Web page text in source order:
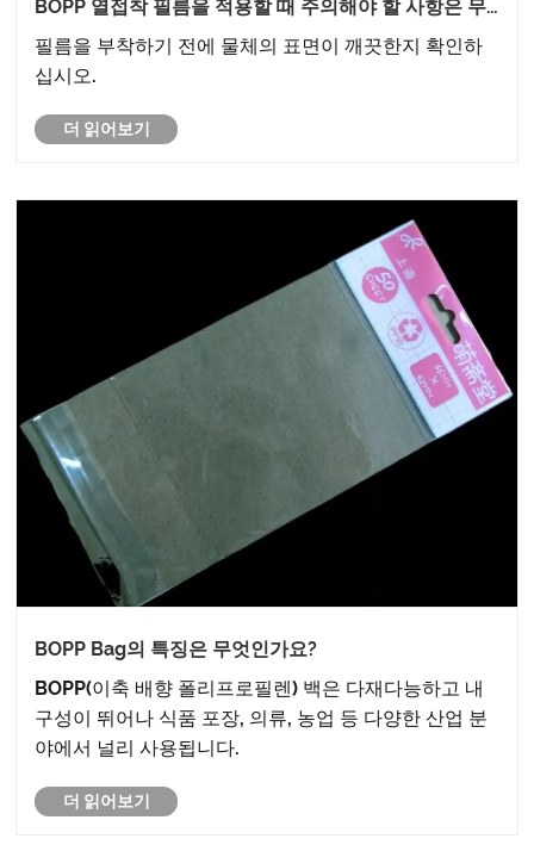
BOPP 열접착 필름을 적용할 때 주의해야 할 사항은 무
필름을 부착하기 전에 물체의 표면이 깨끗한지 확인하
십시오.
더 읽어보기
BOPP Bag의 특징은 무엇인가요?
BOPP(이축 배향 폴리프로필렌) 백은 다재다능하고 내
구성이 뛰어나 식품 포장, 의류, 농업 등 다양한 산업 분
야에서 널리 사용됩니다.
더 읽어보기